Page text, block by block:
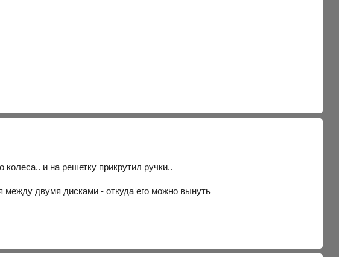
и на решетку прикрутил ручки..
между двумя дисками - откуда его можно вынуть